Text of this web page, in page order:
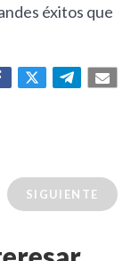
éxitos que
SIGUIENTE